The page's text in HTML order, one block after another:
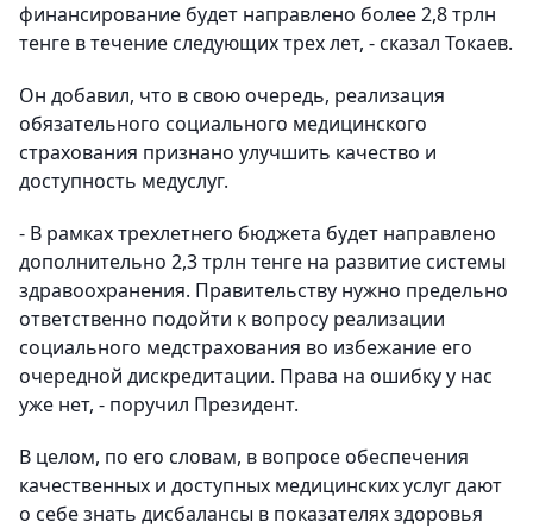
финансирование будет направлено более 2,8 трлн
тенге в течение следующих трех лет, - сказал Токаев.
Он добавил, что в свою очередь, реализация
обязательного социального медицинского
страхования признано улучшить качество и
доступность медуслуг.
- В рамках трехлетнего бюджета будет направлено
дополнительно 2,3 трлн тенге на развитие системы
здравоохранения. Правительству нужно предельно
ответственно подойти к вопросу реализации
социального медстрахования во избежание его
очередной дискредитации. Права на ошибку у нас
уже нет, - поручил Президент.
В целом, по его словам, в вопросе обеспечения
качественных и доступных медицинских услуг дают
о себе знать дисбалансы в показателях здоровья